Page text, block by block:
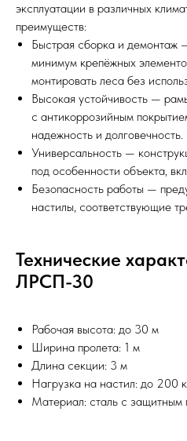
эксплуатации в различных
преимуществ:
Быстрая сборка и демонтаж
минимум крепёжных
монтировать леса без
Высокая устойчивость —
с антикоррозийным
надежность и долговечность.
Универсальность —
под особенности объекта,
Безопасность работы —
настилы, соответствующие
Технические
ЛРСП-30
Рабочая высота: до 30 м
Ширина пролета: 1 м
Длина секции: 3 м
Нагрузка на настил: до 200
Материал: сталь с защитным